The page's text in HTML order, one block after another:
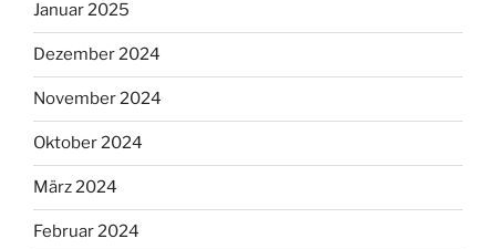
Januar 2025
Dezember 2024
November 2024
Oktober 2024
März 2024
Februar 2024